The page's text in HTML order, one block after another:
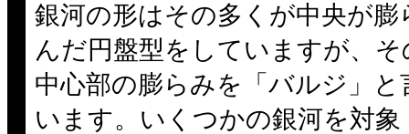
銀河の形はその多くが中央が膨
んだ円盤型をしていますが、そ
中心部の膨らみを「バルジ」と
います。いくつかの銀河を対象